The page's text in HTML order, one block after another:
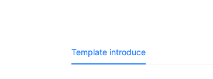
Template introduce